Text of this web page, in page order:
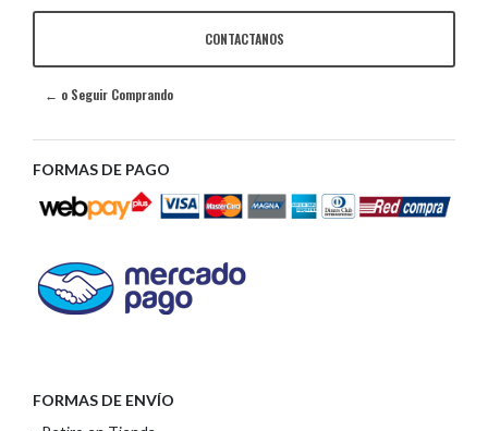
CONTACTANOS
← o Seguir Comprando
FORMAS DE PAGO
FORMAS DE ENVÍO